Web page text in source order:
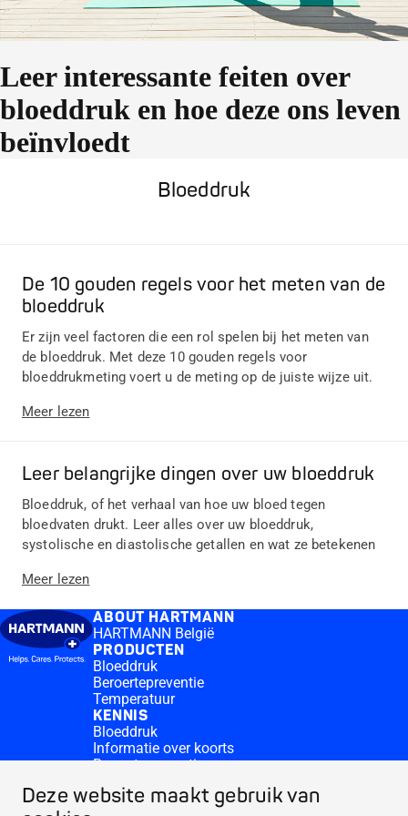
Deze website maakt gebruik van
Leer interessante feiten over
bloeddruk en hoe deze ons leven
beïnvloedt
Bloeddruk
De 10 gouden regels voor het meten van de
bloeddruk
Er zijn veel factoren die een rol spelen bij het meten van
de bloeddruk. Met deze 10 gouden regels voor
bloeddrukmeting voert u de meting op de juiste wijze uit.
Meer lezen
Leer belangrijke dingen over uw bloeddruk
Bloeddruk, of het verhaal van hoe uw bloed tegen
bloedvaten drukt. Leer alles over uw bloeddruk,
systolische en diastolische getallen en wat ze betekenen
Meer lezen
ABOUT HARTMANN
HARTMANN België
PRODUCTEN
Bloeddruk
Beroertepreventie
Temperatuur
KENNIS
Bloeddruk
Informatie over koorts
Beroertepreventie
Medi.connect Inloggen